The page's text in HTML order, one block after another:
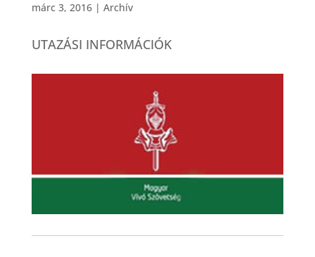
márc 3, 2016| Archív
UTAZÁSI INFORMÁCIÓK